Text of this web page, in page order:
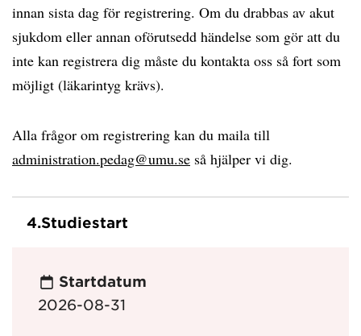
innan sista dag för registrering. Om du drabbas av akut
sjukdom eller annan oförutsedd händelse som gör att du
inte kan registrera dig måste du kontakta oss så fort som
möjligt (läkarintyg krävs).
Alla frågor om registrering kan du maila till
administration.pedag@umu.se så hjälper vi dig.
4.Studiestart
Startdatum
2026-08-31